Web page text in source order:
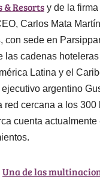
& Resorts y de la
Carlos Mata
con sede en
las cadenas
Latina y el
argentino
red cercana a los 300
cuenta actualmente
Una de las